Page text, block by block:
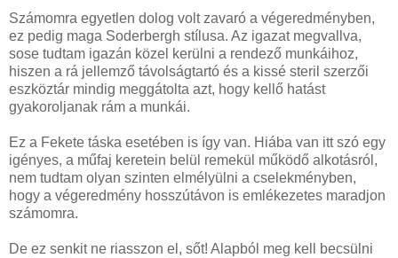
Számomra egyetlen dolog volt zavaró a végeredményben,
ez pedig maga Soderbergh stílusa. Az igazat megvallva,
sose tudtam igazán közel kerülni a rendező munkáihoz,
hiszen a rá jellemző távolságtartó és a kissé steril szerzői
eszköztár mindig meggátolta azt, hogy kellő hatást
gyakoroljanak rám a munkái.
Ez a Fekete táska esetében is így van. Hiába van itt szó egy
igényes, a műfaj keretein belül remekül működő alkotásról,
nem tudtam olyan szinten elmélyülni a cselekményben,
hogy a végeredmény hosszútávon is emlékezetes maradjon
számomra.
De ez senkit ne riasszon el, sőt! Alapból meg kell becsülni